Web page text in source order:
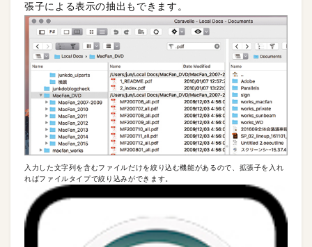
張子による表示の抽出もできます。
入力した文字列を含むファイルだけを絞り込む機能があるので、拡張子を入れ
ればファイルタイプで絞り込みができます。